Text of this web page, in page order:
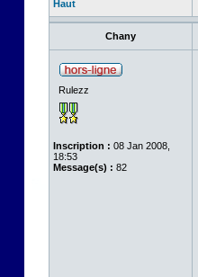
Haut
Chany
Rulezz
Inscription : 08 Jan 2008,
18:53
Message(s) : 82